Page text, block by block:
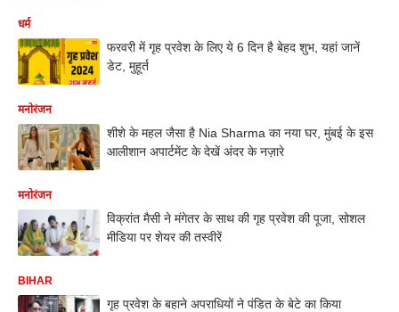
धर्म
फरवरी में गृह प्रवेश के लिए ये 6 दिन है बेहद शुभ, यहां जानें
डेट, मुहूर्त
मनोरंजन
शीशे के महल जैसा है Nia Sharma का नया घर, मुंबई के इस
आलीशान अपार्टमेंट के देखें अंदर के नज़ारे
मनोरंजन
विक्रांत मैसी ने मंगेतर के साथ की गृह प्रवेश की पूजा, सोशल
मीडिया पर शेयर की तस्वीरें
BIHAR
गृह प्रवेश के बहाने अपराधियों ने पंडित के बेटे का किया